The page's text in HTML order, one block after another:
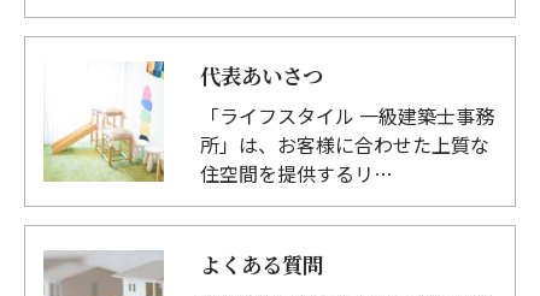
代表あいさつ
「ライフスタイル 一級建築士事務
所」は、お客様に合わせた上質な
住空間を提供するリ…
よくある質問